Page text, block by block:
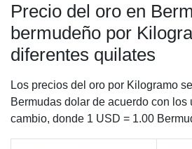
Precio del oro en
bermudeño por
diferentes quilates
Los precios del oro por Kilogramo
Bermudas dolar de acuerdo con los
cambio, donde 1 USD = 1.00